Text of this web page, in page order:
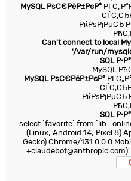
MySQL РѕС€РёР±РєР° РІ
РќРѕРјРµСЂ
Can't connect to local
'/var/run/
SQL
MySQL
MySQL РѕС€РёР±РєР°РІ
РќРѕРјРµСЂ
SQL
select `favorite` from
(Linux; Android 14; Pixel 8)
Gecko) Chrome/131.0.0.0
+claudebot@anthropic.com)'